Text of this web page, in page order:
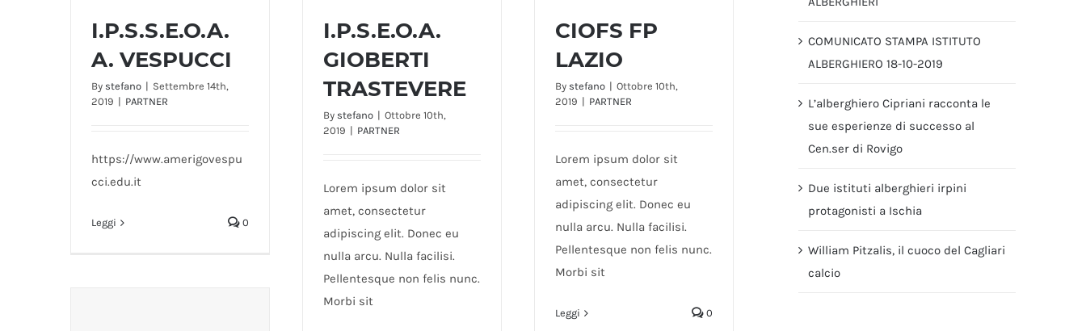
I.P.S.S.E.O.A. A.
VESPUCCI
I.P.S.S.E.O.A.
A. VESPUCCI
By stefano | Settembre 14th,
2019 | PARTNER
https://www.amerigovespu
cci.edu.it
Leggi 0
I.P.S.E.O.A. GIOBERTI
TRASTEVERE
I.P.S.E.O.A.
GIOBERTI
TRASTEVERE
By stefano | Ottobre 10th,
2019 | PARTNER
Lorem ipsum dolor sit
amet, consectetur
adipiscing elit. Donec eu
nulla arcu. Nulla facilisi.
Pellentesque non felis nunc.
Morbi sit
CIOFS FP LAZIO
CIOFS FP
LAZIO
By stefano | Ottobre 10th,
2019 | PARTNER
Lorem ipsum dolor sit
amet, consectetur
adipiscing elit. Donec eu
nulla arcu. Nulla facilisi.
Pellentesque non felis nunc.
Morbi sit
Leggi 0
COMUNICATO STAMPA ISTITUTO
ALBERGHIERO 18-10-2019
L’alberghiero Cipriani racconta le
sue esperienze di successo al
Cen.ser di Rovigo
Due istituti alberghieri irpini
protagonisti a Ischia
William Pitzalis, il cuoco del Cagliari
calcio